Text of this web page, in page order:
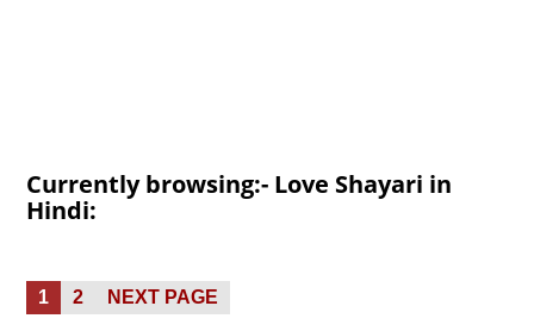
Currently browsing:- Love Shayari in
Hindi:
Posts
pagination
PAGE
1 PAGE
2 NEXT PAGE